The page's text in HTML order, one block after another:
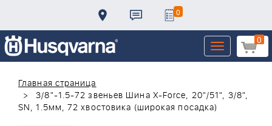
0
0
Toggle
navigation
Главная страница
3/8"-1.5-72 звеньев Шина X-Force, 20"/51", 3/8",
SN, 1.5мм, 72 хвостовика (широкая посадка)